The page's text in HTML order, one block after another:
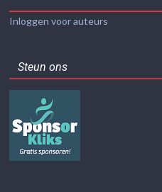
Inloggen voor auteurs
Steun ons